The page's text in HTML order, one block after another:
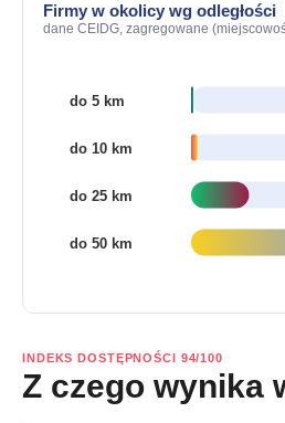
Firmy w okolicy wg odległości
dane CEIDG, zagregowane
INDEKS DOSTĘPNOŚCI 94/100
Z czego wynika